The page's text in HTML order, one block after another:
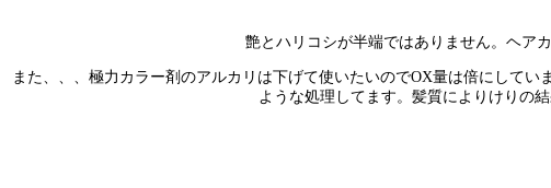
艶とハリコシが半端ではありません。ヘア
また、、、極力カラー剤のアルカリは下げて使いたいのでOX量は倍にして
ような処理してます。髪質によりけりの